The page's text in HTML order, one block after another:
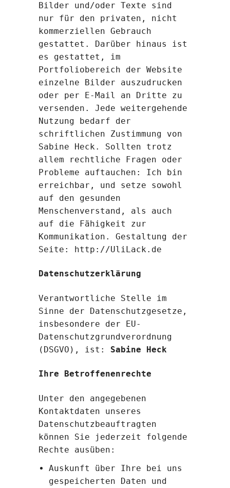
Bilder und/oder Texte sind
nur für den privaten, nicht
kommerziellen Gebrauch
gestattet. Darüber hinaus ist
es gestattet, im
Portfoliobereich der Website
einzelne Bilder auszudrucken
oder per E-Mail an Dritte zu
versenden. Jede weitergehende
Nutzung bedarf der
schriftlichen Zustimmung von
Sabine Heck. Sollten trotz
allem rechtliche Fragen oder
Probleme auftauchen: Ich bin
erreichbar, und setze sowohl
auf den gesunden
Menschenverstand, als auch
auf die Fähigkeit zur
Kommunikation. Gestaltung der
Seite: http://UliLack.de
Datenschutzerklärung
Verantwortliche Stelle im
Sinne der Datenschutzgesetze,
insbesondere der EU-
Datenschutzgrundverordnung
(DSGVO), ist: Sabine Heck
Ihre Betroffenenrechte
Unter den angegebenen
Kontaktdaten unseres
Datenschutzbeauftragten
können Sie jederzeit folgende
Rechte ausüben:
Auskunft über Ihre bei uns
gespeicherten Daten und